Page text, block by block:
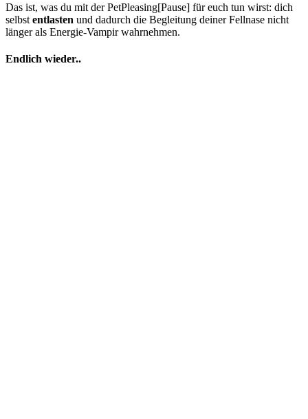
Das ist, was du mit der PetPleasing[Pause] für euch tun wirst: dich
selbst entlasten und dadurch die Begleitung deiner Fellnase nicht
länger als Energie-Vampir wahrnehmen.
Endlich wieder..